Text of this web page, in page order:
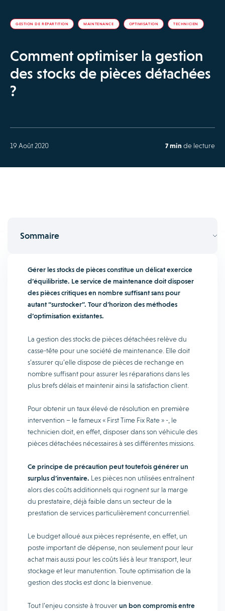
GESTION DE RÉPARTITION MAINTENANCE OPTIMISATION TECHNICIEN
Comment optimiser la gestion
des stocks de pièces détachées
?
19 Août 2020 7 min de lecture
Sommaire
Gérer les stocks de pièces constitue un délicat exercice
d’équilibriste. Le service de maintenance doit disposer
des pièces critiques en nombre suffisant sans pour
autant “surstocker”. Tour d’horizon des méthodes
d’optimisation existantes.
La gestion des stocks de pièces détachées relève du
casse-tête pour une société de maintenance. Elle doit
s’assurer qu’elle dispose de pièces de rechange en
nombre suffisant pour assurer les réparations dans les
plus brefs délais et maintenir ainsi la satisfaction client.
Pour obtenir un taux élevé de résolution en première
intervention – le fameux « First Time Fix Rate » -, le
technicien doit, en effet, disposer dans son véhicule des
pièces détachées nécessaires à ses différentes missions.
Ce principe de précaution peut toutefois générer un
surplus d’inventaire. Les pièces non utilisées entraînent
alors des coûts additionnels qui rognent sur la marge
du prestataire, déjà faible dans un secteur de la
prestation de services particulièrement concurrentiel.
Le budget alloué aux pièces représente, en effet, un
poste important de dépense, non seulement pour leur
achat mais aussi pour les coûts liés à leur transport, leur
stockage et leur manutention. Toute optimisation de la
gestion des stocks est donc la bienvenue.
Tout l’enjeu consiste à trouverun bon compromis entre